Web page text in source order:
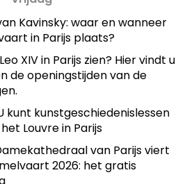
Kavinsky: waar en wanneer
in Parijs plaats?
XIV in Parijs zien? Hier vindt u
de openingstijden van de
kunt kunstgeschiedenislessen
Louvre in Parijs
van Parijs viert
2026: het gratis